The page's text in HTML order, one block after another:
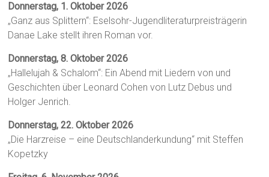
Donnerstag, 1. Oktober 2026
„Ganz aus Splittern“: Eselsohr-Jugendliteraturpreisträgerin
Danae Lake stellt ihren Roman vor.
Donnerstag, 8. Oktober 2026
„Hallelujah & Schalom“: Ein Abend mit Liedern von und
Geschichten über Leonard Cohen von Lutz Debus und
Holger Jenrich.
Donnerstag, 22. Oktober 2026
„Die Harzreise – eine Deutschlanderkundung“ mit Steffen
Kopetzky